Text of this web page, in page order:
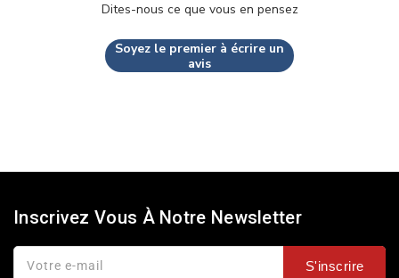
Dites-nous ce que vous en pensez
Soyez le premier à écrire un
avis
Inscrivez Vous À Notre Newsletter
Votre e-mail S'inscrire